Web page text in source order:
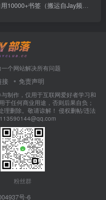
10000+书签（搬运自Jay频道）
个网站解决所有问题
接 免责声明
制作，仅用于互联网爱好者学习和
于任何商业用途，否则后果自负；
理删除。敬请谅解！ 侵权删帖/违法
粉丝群
号-6